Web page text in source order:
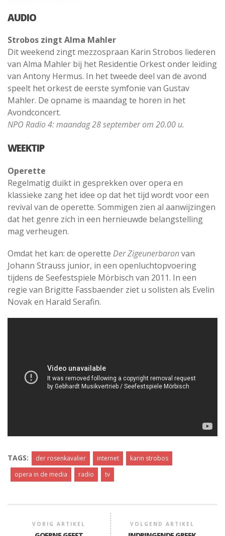
AUDIO
Strobos zingt Alma Mahler
Dit weekend zingt mezzospraan Karin Strobos liederen
van Alma Mahler bij het Residentie Orkest onder leiding
van Antony Hermus. In het tweede deel van de avond
speelt het orkest de eerste symfonie van Gustav
Mahler. De opname is maandag te horen in het
Avondconcert.
NPO Radio 4: maandag 28 september om 20.00 u.
WEEKTIP
Operette
Regelmatig duikt in gesprekken over opera en
klassieke zang het idee op dat het tijd wordt voor een
revival van de operette. Sommigen zien al aanwijzingen
dat het genre zich in een hernieuwde belangstelling
mag verheugen.
Omdat het kan: de operette Der Zigeunerbaronvan
Johann Strauss junior, in een openluchtopvoering
tijdens de Seefestspiele Mörbisch van 2011. In een
regie van Brigitte Fassbaender ziet u solisten als Evelin
Novak en Harald Serafin.
TAGS: der rosenkavalier internet
karin strobos
opera in de media
radio tv
VORIG ARTIKEL VOLGEND ARTIKEL